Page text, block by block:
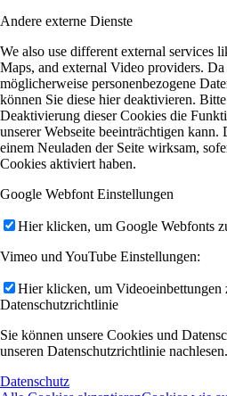
Andere externe Dienste
We also use different external services
Maps, and external Video providers.
möglicherweise personenbezogene
können Sie diese hier deaktivieren.
Deaktivierung dieser Cookies die
unserer Webseite beeinträchtigen
einem Neuladen der Seite wirksam,
Cookies aktiviert haben.
Google Webfont Einstellungen
Hier klicken, um Google Webfonts
Vimeo und YouTube Einstellungen:
Hier klicken, um Videoeinbettungen
Datenschutzrichtlinie
Sie können unsere Cookies und
unseren Datenschutzrichtlinie nachlesen.
Datenschutz